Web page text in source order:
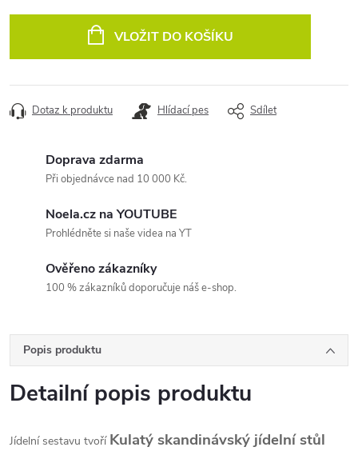
VLOŽIT DO KOŠÍKU
Dotaz k produktu Hlídací pes Sdílet
Doprava zdarma
Při objednávce nad 10 000 Kč.
Noela.cz na YOUTUBE
Prohlédněte si naše videa na YT
Ověřeno zákazníky
100 % zákazníků doporučuje náš e-shop.
Popis produktu
Detailní popis produktu
Jídelní sestavu tvoří Kulatý skandinávský jídelní stůl